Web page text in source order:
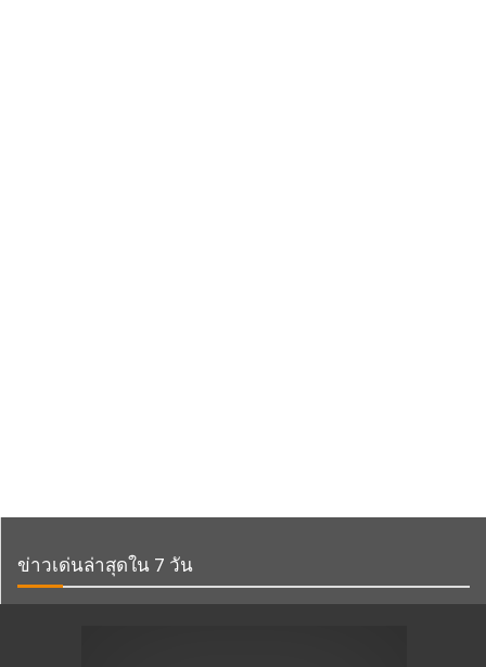
ข่าวเด่นล่าสุดใน 7 วัน